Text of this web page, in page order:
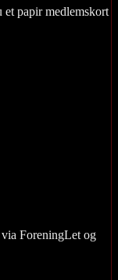
papir medlemskort
ForeningLet og